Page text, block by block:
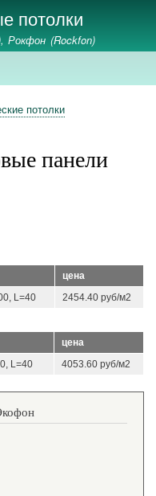
потолки
Рокфон (Rockfon)
потолки
панели
цена
L=40
2454.40 руб/м2
цена
L=40
4053.60 руб/м2